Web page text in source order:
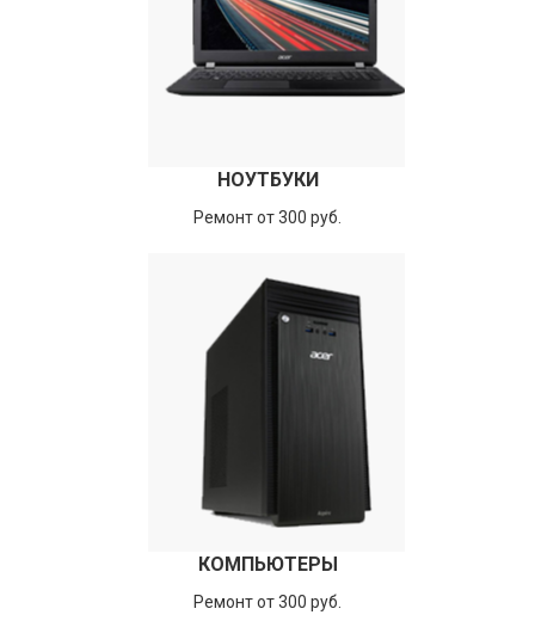
НОУТБУКИ
Ремонт от 300 руб.
КОМПЬЮТЕРЫ
Ремонт от 300 руб.